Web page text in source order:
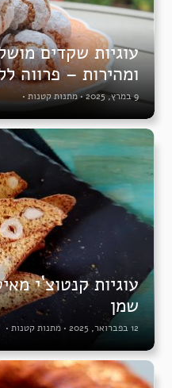
עוגיות שקדים
ומהירות – פרווה
9 במרץ, 2025 •מתנות קטנות •
עוגיות קנטוצ`י
שמן
12 בפברואר, 2025 • מתנות קטנות •